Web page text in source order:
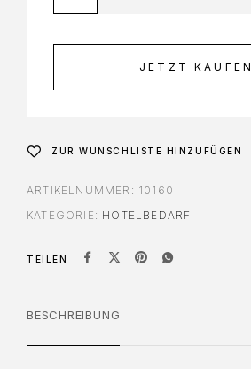
JETZT KAUFEN
ZUR WUNSCHLISTE HINZUFÜGEN
ARTIKELNUMMER: 10160
KATEGORIE: HOTELBEDARF
TEILEN
BESCHREIBUNG